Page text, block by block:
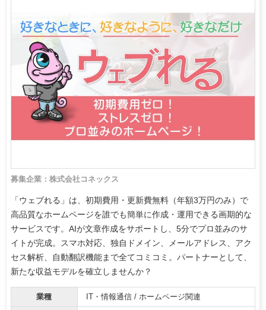
募集企業：株式会社コネックス
「ウェブれる」は、初期費用・更新費無料（年額3万円のみ）で
高品質なホームページを誰でも簡単に作成・運用できる画期的な
サービスです。AIが文章作成をサポートし、5分でプロ並みのサ
イトが完成。スマホ対応、独自ドメイン、メールアドレス、アク
セス解析、自動翻訳機能まで全てコミコミ。パートナーとして、
新たな収益モデルを確立しませんか？
業種 IT・情報通信 / ホームページ関連